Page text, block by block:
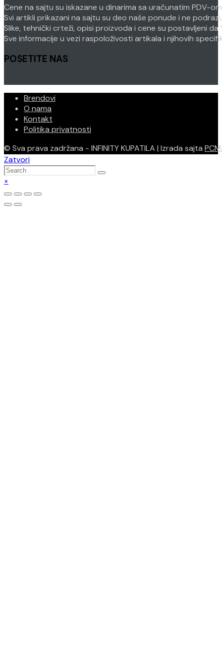
Cene na sajtu su iskazane u dinarima sa uračunatim PDV-
Svi artikli prikazani na sajtu su deo naše ponude i ne
Slike, tehnički crteži, opisi proizvoda i cene su postavljeni
Sve informacije u vezi raspoloživosti artikala i njihovih
POSETITE NAS
Brendovi
O nama
Kontakt
Politika privatnosti
© Sva prava zadržana - INFINITY KUPATILA | Izrada sajta
Zatvori
×